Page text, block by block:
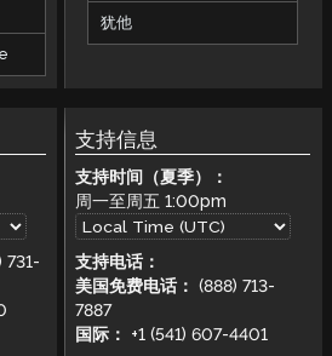
犹他
731-
支持信息
支持时间（夏季）：
周一至周五1:00pm
支持电话：
美国免费电话： (888) 713-
7887
国际：
+1 (541) 607-4401